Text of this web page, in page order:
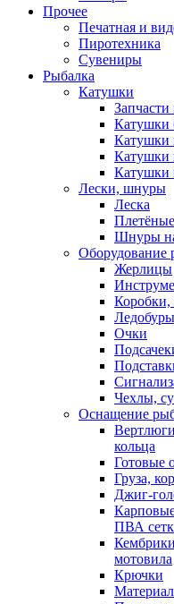
Прочее
Печатная и
Пиротехника
Сувениры
Рыбалка
Катушки
Катушки
Катушки
Катушки
Катушки
Лески, шнуры
Леска
Шнуры
Оборудование
Жерлицы
Ледобуры
Очки
Чехлы,
Оснащение
кольца
Готовые
Груза,
Джиг-
ПВА
мотовила
Крючки